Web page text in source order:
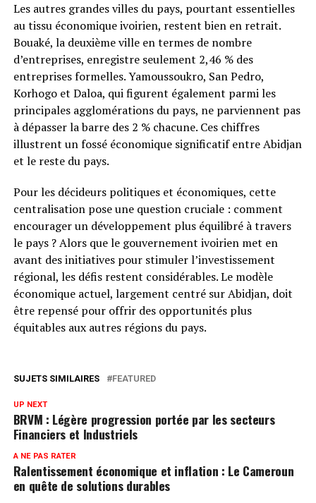
Les autres grandes villes du pays, pourtant essentielles
au tissu économique ivoirien, restent bien en retrait.
Bouaké, la deuxième ville en termes de nombre
d’entreprises, enregistre seulement 2,46 % des
entreprises formelles. Yamoussoukro, San Pedro,
Korhogo et Daloa, qui figurent également parmi les
principales agglomérations du pays, ne parviennent pas
à dépasser la barre des 2 % chacune. Ces chiffres
illustrent un fossé économique significatif entre Abidjan
et le reste du pays.
Pour les décideurs politiques et économiques, cette
centralisation pose une question cruciale : comment
encourager un développement plus équilibré à travers
le pays ? Alors que le gouvernement ivoirien met en
avant des initiatives pour stimuler l’investissement
régional, les défis restent considérables. Le modèle
économique actuel, largement centré sur Abidjan, doit
être repensé pour offrir des opportunités plus
équitables aux autres régions du pays.
SUJETS SIMILAIRES FEATURED
UP NEXT
BRVM : Légère progression portée par les secteurs
Financiers et Industriels
A NE PAS RATER
Ralentissement économique et inflation : Le Cameroun
en quête de solutions durables